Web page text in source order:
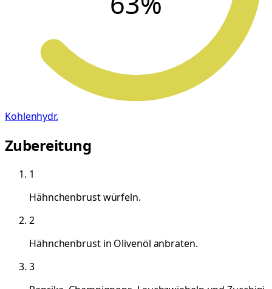
Kohlenhydr.
Zubereitung
1
Hähnchenbrust würfeln.
2
Hähnchenbrust in Olivenöl anbraten.
3